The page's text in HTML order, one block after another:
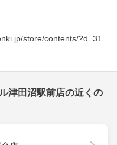
store/contents/?d=31
津田沼駅前店の近くの